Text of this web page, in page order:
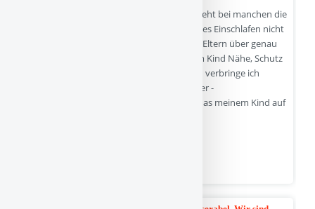
Auch wenn Eltern dies heute beherzigen, geht bei manchen die
Gleichung: Nähe = kuscheliges, problemloses Einschlafen nicht
auf. Tatsächlich klagen überraschend viele Eltern über genau
dasselbe Problem wie du: ich gebe meinem Kind Nähe, Schutz
und Hülle, das volle Programm – und doch verbringe ich
gefühlte Ewigkeiten mit – meist vergeblicher -
Einschlafbegleitung. Irgendwie scheint all das meinem Kind auf